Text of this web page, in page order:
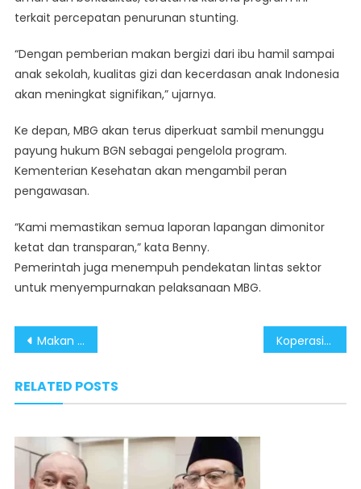
terkait percepatan penurunan stunting.
“Dengan pemberian makan bergizi dari ibu hamil sampai
anak sekolah, kualitas gizi dan kecerdasan anak Indonesia
akan meningkat signifikan,” ujarnya.
Ke depan, MBG akan terus diperkuat sambil menunggu
payung hukum BGN sebagai pengelola program.
Kementerian Kesehatan akan mengambil peran
pengawasan.
“Kami memastikan semua laporan lapangan dimonitor
ketat dan transparan,” kata Benny.
Pemerintah juga menempuh pendekatan lintas sektor
untuk menyempurnakan pelaksanaan MBG.
Post
Makan Bergizi Gratis Menjadi Fondasi Penguatan SDM Nasional Koperasi Desa Merah Putih Terbukti Dorong Pemberdayaan Ekonomi Masyarakat Papua
RELATED POSTS